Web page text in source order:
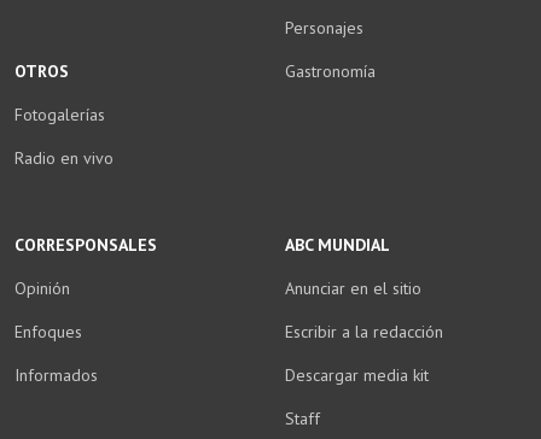
Personajes
Gastronomía
CORRESPONSALES
Opinión
Enfoques
Informados
OTROS
Fotogalerías
Radio en vivo
ABC MUNDIAL
Anunciar en el sitio
Escribir a la redacción
Descargar media kit
Staff